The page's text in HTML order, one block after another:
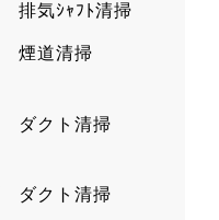
排気ｼｬﾌﾄ清掃
煙道清掃
ダクト清掃
ダクト清掃